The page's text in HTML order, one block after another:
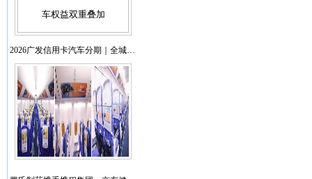
2026广发信用卡汽车分期｜全城…